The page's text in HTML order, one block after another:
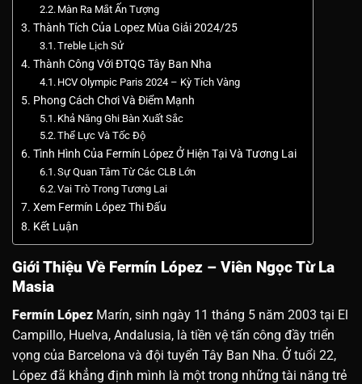
Màn Ra Mắt Ấn Tượng
Thành Tích Của Lopez Mùa Giải 2024/25
Treble Lịch Sử
Thành Công Với ĐTQG Tây Ban Nha
HCV Olympic Paris 2024 – Kỳ Tích Vàng
Phong Cách Chơi Và Điểm Mạnh
Khả Năng Ghi Bàn Xuất Sắc
Thể Lực Và Tốc Độ
Tình Hình Của Fermín López Ở Hiện Tại Và Tương Lai
Sự Quan Tâm Từ Các CLB Lớn
Vai Trò Trong Tương Lai
Xem Fermín López Thi Đấu
Kết Luận
Giới Thiệu Về Fermín López – Viên Ngọc Từ La
Masia
Fermín López Marín, sinh ngày 11 tháng 5 năm 2003 tại El
Campillo, Huelva, Andalusia, là tiền vệ tấn công đầy triển
vọng của Barcelona và đội tuyển Tây Ban Nha. Ở tuổi 22,
López đã khẳng định mình là một trong những tài năng trẻ